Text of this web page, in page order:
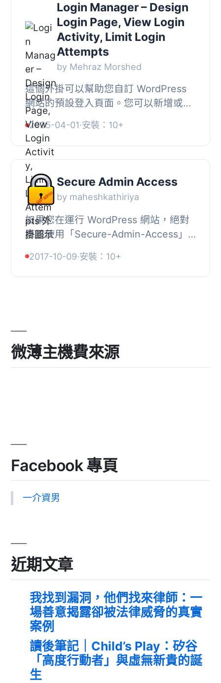
Login Manager – Design
Login Page, View Login
Activity, Limit Login
Attempts
by Mehraz Morshed
這個外掛可以幫助您自訂 WordPress
網站的預設登入頁面。您可以新增或更
換徽標、背景圖片、顏色和不透明度，
打造一個完全個人化的登入頁面。, 功
能, , 更換徽...
2025-04-01·安裝：10+
Secure Admin Access
by maheshkathiriya
如果您在運行 WordPress 網站，絕對
應該使用「Secure-Admin-Access」
Admin Access 解決了 WordPress 社
區中一個明顯的安全漏...
2017-10-09·安裝：10+
微薄主機費來源
Facebook 專頁
一介資男
近期文章
我找到漏洞，他們找來律師：一
場善意揭露卻被法律威脅的真實
案例
讀後筆記｜Child’s Play：矽谷
「高度行動者」與虛無新貴的誕
生